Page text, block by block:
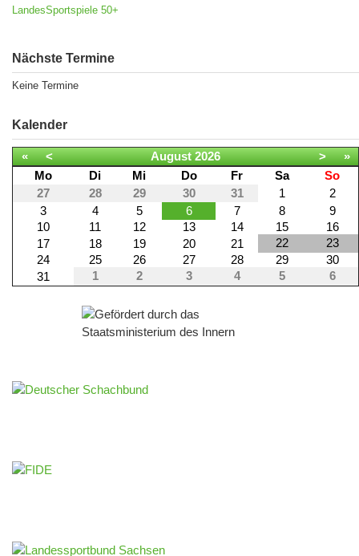
LandesSportspiele 50+
Nächste Termine
Keine Termine
Kalender
« < August 2026 >
»
Mo
Di Mi Do Fr Sa
So
27
28 29 30 31 1
2
3
4 5 6 7 8
9
10
11 12 13 14 15
16
17
18 19 20 21 22
23
24
25 26 27 28 29
30
31
1 2 3 4 5 6